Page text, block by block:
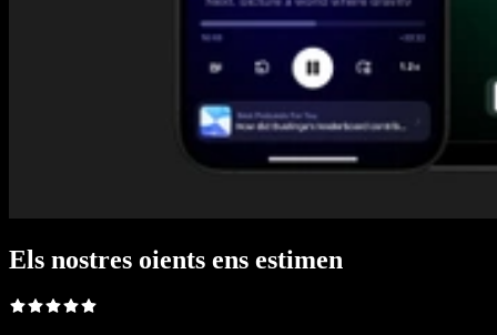
Els nostres oients ens estimen